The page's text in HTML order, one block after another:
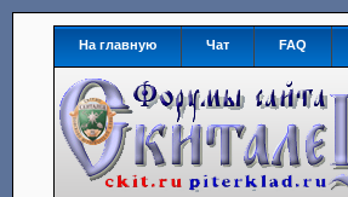
На главную Чат FAQ